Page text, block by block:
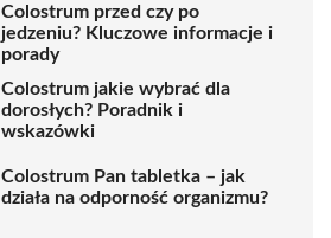
Colostrum przed czy po
jedzeniu? Kluczowe informacje i
porady
Colostrum jakie wybrać dla
dorosłych? Poradnik i
wskazówki
Colostrum Pan tabletka – jak
działa na odporność organizmu?